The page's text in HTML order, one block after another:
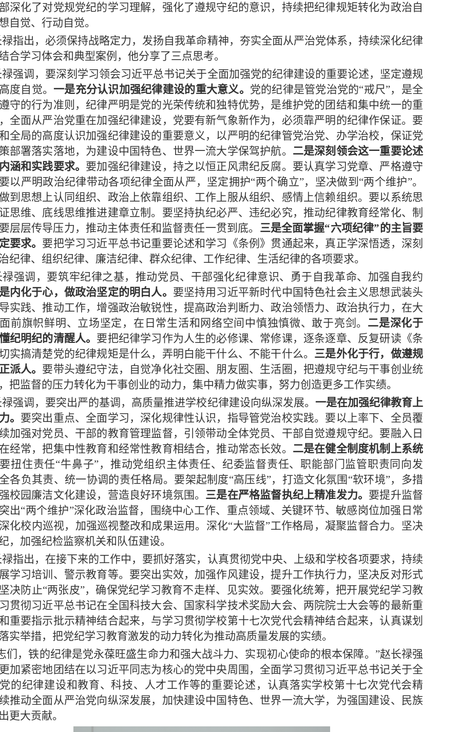
深化了对党规党纪的学习理解，强化了遵规守纪的意识，持续把纪律规矩转化为政治自
自觉、行动自觉。
禄指出，必须保持战略定力，发扬自我革命精神，夯实全面从严治党体系，持续深化纪律
合学习体会和典型案例，他分享了三点思考。
禄强调，要深刻学习领会习近平总书记关于全面加强党的纪律建设的重要论述，坚定遵规
度自觉。 一是充分认识加强纪律建设的重大意义。 党的纪律是管党治党的“戒尺”，是全
守的行为准则，纪律严明是党的光荣传统和独特优势，是维护党的团结和集中统一的重
全面从严治党重在加强纪律建设，党要有新气象新作为，必须靠严明的纪律作保证。要
全局的高度认识加强纪律建设的重要意义，以严明的纪律管党治党、办学治校，保证党
部署落实落地，为建设中国特色、世界一流大学保驾护航。 二是深刻领会这一重要论述
涵和实践要求。 要加强纪律建设，持之以恒正风肃纪反腐。要认真学习党章、严格遵守
以严明政治纪律带动各项纪律全面从严，坚定拥护“两个确立”，坚决做到“两个维护”。
到思想上认同组织、政治上依靠组织、工作上服从组织、感情上信赖组织。要以系统思
思维、底线思维推进建章立制。要坚持执纪必严、违纪必究，推动纪律教育经常化、制
层层传导压力，推动主体责任和监督责任一贯到底。 三是全面掌握“六项纪律”的主旨要
要求。 要把学习习近平总书记重要论述和学习《条例》贯通起来，真正学深悟透，深刻
纪律、组织纪律、廉洁纪律、群众纪律、工作纪律、生活纪律的各项要求。
禄强调，要筑牢纪律之基，推动党员、干部强化纪律意识、勇于自我革命、加强自我约
内化于心，做政治坚定的明白人。 要坚持用习近平新时代中国特色社会主义思想武装头
实践、推动工作，增强政治敏锐性，提高政治判断力、政治领悟力、政治执行力，在大
前旗帜鲜明、立场坚定，在日常生活和网络空间中慎独慎微、敢于亮剑。 二是深化于
纪明纪的清醒人。 要把纪律学习作为人生的必修课、常修课，逐条逐章、反复研读《条
实搞清楚党的纪律规矩是什么，弄明白能干什么、不能干什么。 三是外化于行，做遵规
派人。 要带头遵纪守法，自觉净化社交圈、朋友圈、生活圈，把遵规守纪与干事创业统
把监督的压力转化为干事创业的动力，集中精力做实事，努力创造更多工作实绩。
强调，要突出严的基调，高质量推进学校纪律建设向纵深发展。 一是在加强纪律教育上
。 要突出重点、全面学习，深化规律性认识，指导管党治校实践。要以上率下、全员覆
加强对党员、干部的教育管理监督，引领带动全体党员、干部自觉遵规守纪。要融入日
经常，把集中性教育和经常性教育相结合，推动常态长效。 二是在健全制度机制上系统
要扭住责任“牛鼻子”，推动党组织主体责任、纪委监督责任、职能部门监管职责同向发
各负其责、统一协调的责任格局。要架起制度“高压线”，打造文化氛围“软环境”，多措
校园廉洁文化建设，营造良好环境氛围。 三是在严格监督执纪上精准发力。 要提升监督
出“两个维护”深化政治监督，围绕中心工作、重点领域、关键环节、敏感岗位加强日常
化校内巡视，加强巡视整改和成果运用。深化“大监督”工作格局，凝聚监督合力。坚决
，加强纪检监察机关和队伍建设。
禄指出，在接下来的工作中，要抓好落实，认真贯彻党中央、上级和学校各项要求，持续
学习培训、警示教育等。要突出实效，加强作风建设，提升工作执行力，坚决反对形式
决防止“两张皮”，确保党纪学习教育不走样、见实效。要强化统筹，把开展党纪学习教
贯彻习近平总书记在全国科技大会、国家科学技术奖励大会、两院院士大会等的最新重
重要指示批示精神结合起来，与学习贯彻学校第十七次党代会精神结合起来，认真谋划
实举措，把党纪学习教育激发的动力转化为推动高质量发展的实绩。
们，铁的纪律是党永葆旺盛生命力和强大战斗力、实现初心使命的根本保障。”赵长禄强
加紧密地团结在以习近平同志为核心的党中央周围，全面学习贯彻习近平总书记关于全
的纪律建设和教育、科技、人才工作等的重要论述，认真落实学校第十七次党代会精
推动全面从严治党向纵深发展，加快建设中国特色、世界一流大学，为强国建设、民族
更大贡献。